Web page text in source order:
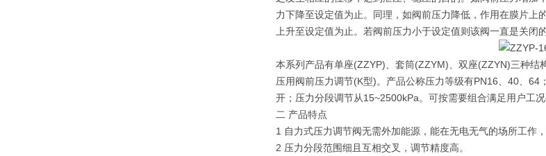
力下降至设定值为止。同理，如阀前压力降低，作用在膜片
上升至设定值为止。若阀前压力小于设定值则该阀一直是关闭的
本系列产品有单座(ZZYP)、套筒(ZZYM)、双座(ZZYN)三种
压用阀前压力调节(K型)。产品公称压力等级有PN16、40、
开；压力分段调节从15~2500kPa。可按需要组合满足用户工况
二 产品特点
1 自力式压力调节阀无需外加能源，能在无电无气的场所工作
2 压力分段范围细且互相交叉，调节精度高。